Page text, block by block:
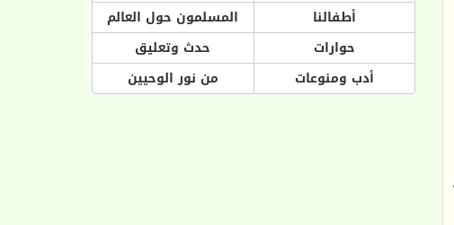
أطفالنا
المسلمون حول العالم
حوارات
حدث وتعليق
أدب ومنوعات
من نور الوحيين